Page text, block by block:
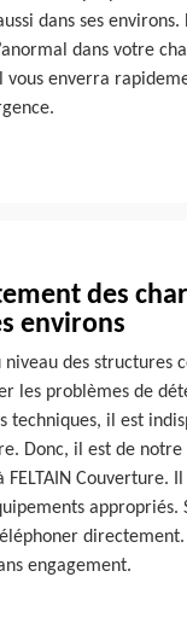
dans ses environs.
dans votre
enverra
des
environs
des structures
les problèmes de
techniques, il est
Donc, il est de notre
Couverture.
appropriés.
directement.
engagement.